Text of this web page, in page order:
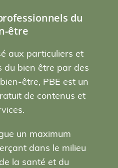
du
être
aux particuliers et
du bien être par des
être, PBE est un
de contenus et
un maximum
dans le milieu
la santé et du